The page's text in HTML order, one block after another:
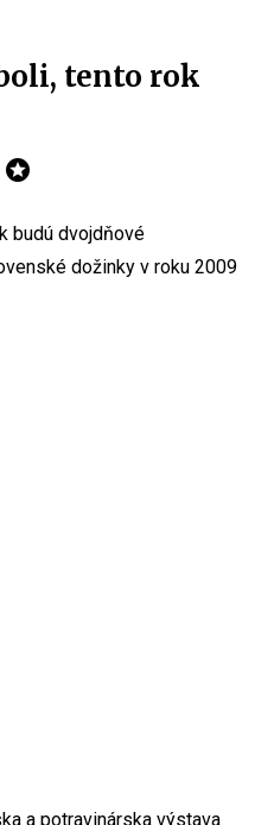
tento rok
stars
dožinky v roku 2009
a potravinárska výstava